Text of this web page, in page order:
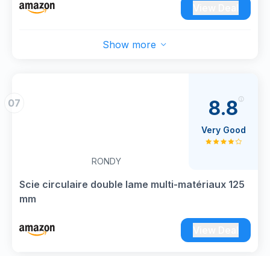
table en acier d'une épaisseur de 35 mm et une
planéité de 1,001 µm fournit un aspect
coupes précises.
résistance à la surcharge permettent de couper
Contenu de la livraison : GTS 254, emballage
Show more
07
RONDY
Scie circulaire double lame multi-matériaux 125
mm
8.8
Very Good